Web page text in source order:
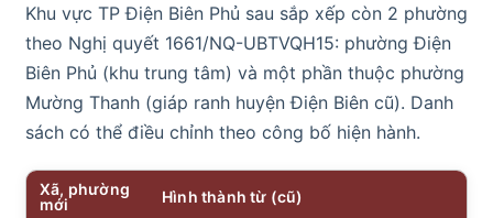
Khu vực TP Điện Biên Phủ sau sắp xếp còn 2 phường
theo Nghị quyết 1661/NQ-UBTVQH15: phường Điện
Biên Phủ (khu trung tâm) và một phần thuộc phường
Mường Thanh (giáp ranh huyện Điện Biên cũ). Danh
sách có thể điều chỉnh theo công bố hiện hành.
Xã, phường
mới
Hình thành từ (cũ)